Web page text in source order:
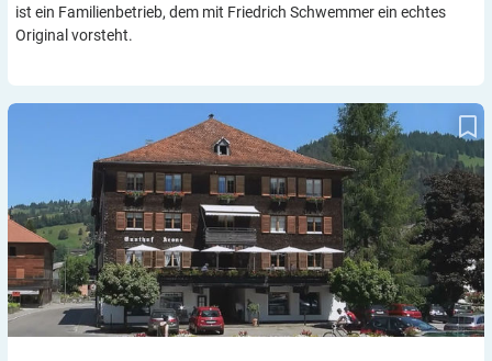
ist ein Familienbetrieb, dem mit Friedrich Schwemmer ein echtes
Original vorsteht.
„Krone”: Wo Werte lebendig werden